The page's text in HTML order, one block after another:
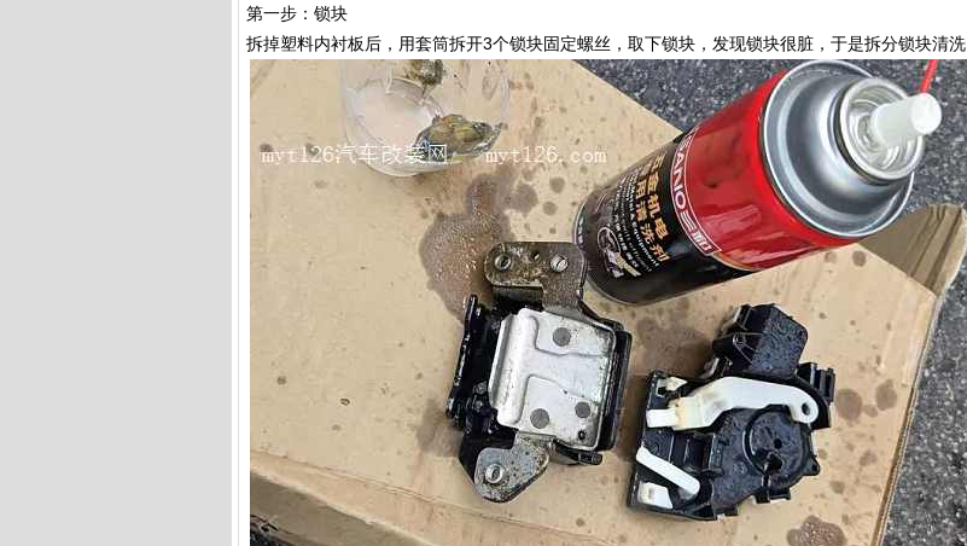
第一步：锁块
拆掉塑料内衬板后，用套筒拆开3个锁块固定螺丝，取下锁块，发现锁块很脏，于是拆分锁块清洗